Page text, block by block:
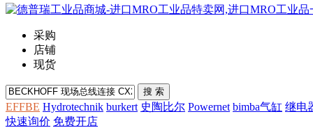
采购
店铺
现货
EFFBE Hydrotechnik burkert 史陶比尔 Powernet bimba气缸 继电
快速询价 免费开店